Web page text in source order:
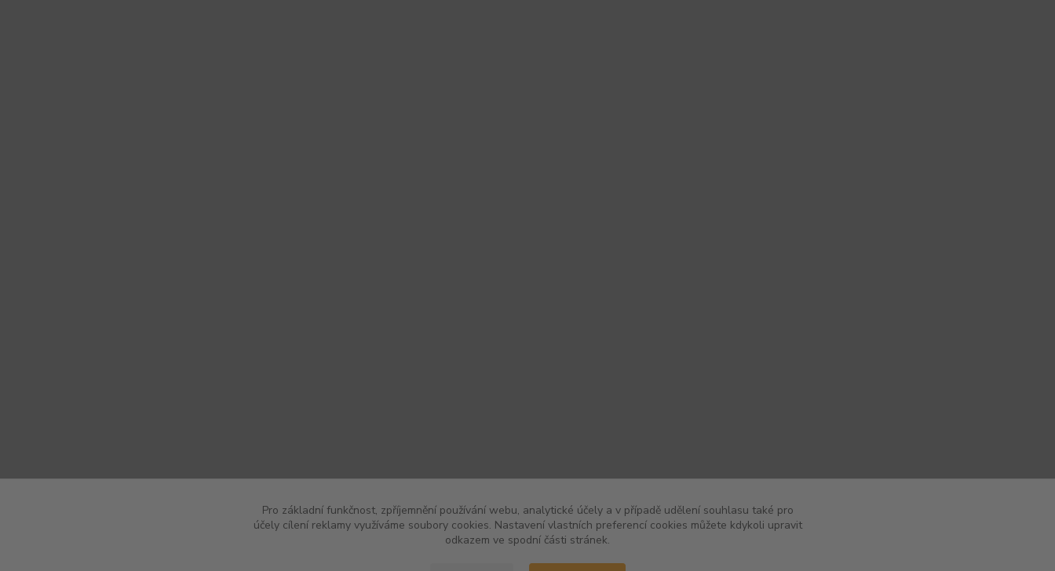
Pro základní funkčnost, zpříjemnění používání webu, analytické účely a v případě udělení souhlasu také pro
účely cílení reklamy využíváme soubory cookies. Nastavení vlastních preferencí cookies můžete kdykoli upravit
odkazem ve spodní části stránek.